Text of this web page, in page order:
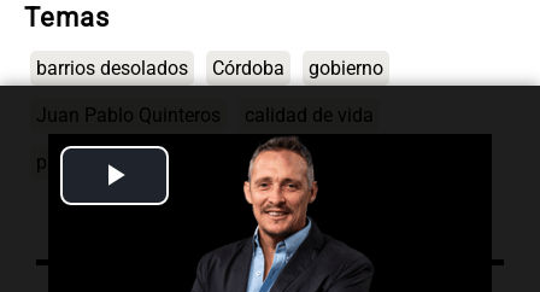
Temas
barrios desolados Córdoba gobierno
Juan Pablo Quinteros calidad de vida
problemas sociales